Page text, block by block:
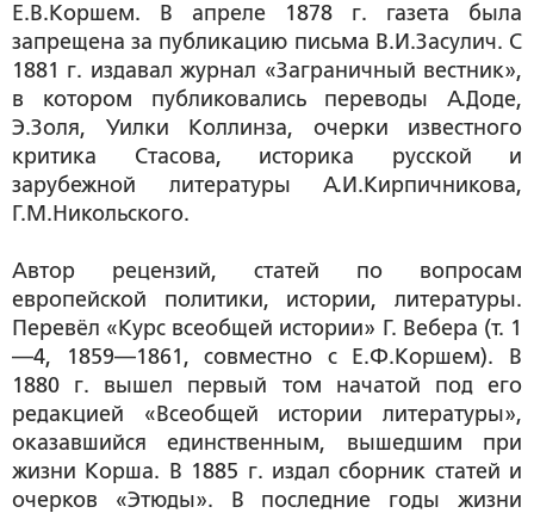
Е.В.Коршем. В апреле 1878 г. газета была
запрещена за публикацию письма В.И.Засулич. С
1881 г. издавал журнал «Заграничный вестник»,
в котором публиковались переводы А.Доде,
Э.Золя, Уилки Коллинза, очерки известного
критика Стасова, историка русской и
зарубежной литературы А.И.Кирпичникова,
Г.М.Никольского.
Автор рецензий, статей по вопросам
европейской политики, истории, литературы.
Перевёл «Курс всеобщей истории» Г. Вебера (т. 1
—4, 1859—1861, совместно с Е.Ф.Коршем). В
1880 г. вышел первый том начатой под его
редакцией «Всеобщей истории литературы»,
оказавшийся единственным, вышедшим при
жизни Корша. В 1885 г. издал сборник статей и
очерков «Этюды». В последние годы жизни